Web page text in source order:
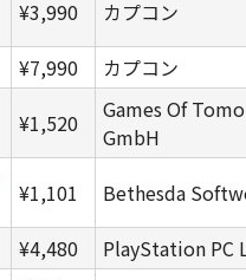
¥3,990
カプコン
¥7,990
カプコン
¥1,520
Games Of
GmbH
¥1,101 Bethesda
¥4,480
PlayStation PC